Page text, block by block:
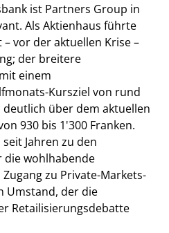
ist Partners Group in
Als Aktienhaus führte
vor der aktuellen Krise –
der breitere
einem
Kursziel von rund
über dem aktuellen
930 bis 1'300 Franken.
Jahren zu den
wohlhabende
zu Private-Markets-
Umstand, der die
Retailisierungsdebatte